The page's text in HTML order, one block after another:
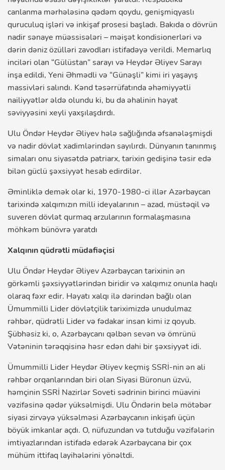
canlanma mərhələsinə qədəm qoydu, genişmiqyaslı
quruculuq işləri və inkişaf prosesi başladı. Bakıda o dövrün
nadir sənaye müəssisələri – məişət kondisionerləri və
dərin dəniz özülləri zavodları istifadəyə verildi. Memarlıq
inciləri olan “Gülüstan” sarayı və Heydər Əliyev Sarayı
inşa edildi, Yeni Əhmədli və “Günəşli” kimi iri yaşayış
massivləri salındı. Kənd təsərrüfatında əhəmiyyətli
nailiyyətlər əldə olundu ki, bu da əhalinin həyat
səviyyəsini xeyli yaxşılaşdırdı.
Ulu Öndər Heydər Əliyev hələ sağlığında əfsanələşmişdi
və nadir dövlət xadimlərindən sayılırdı. Dünyanın tanınmış
simaları onu siyasətdə patriarx, tarixin gedişinə təsir edə
bilən güclü şəxsiyyət hesab edirdilər.
Əminliklə demək olar ki, 1970-1980-ci illər Azərbaycan
tarixində xalqımızın milli ideyalarının – azad, müstəqil və
suveren dövlət qurmaq arzularının formalaşmasına
möhkəm bünövrə yaratdı
Xalqının qüdrətli müdafiəçisi
Ulu Öndər Heydər Əliyev Azərbaycan tarixinin ən
görkəmli şəxsiyyətlərindən biridir və xalqımız onunla haqlı
olaraq fəxr edir. Həyatı xalqı ilə dərindən bağlı olan
Ümummilli Lider dövlətçilik tariximizdə unudulmaz
rəhbər, qüdrətli Lider və fədakar insan kimi iz qoyub.
Şübhəsiz ki, o, Azərbaycanı qəlbən sevən və ömrünü
Vətəninin tərəqqisinə həsr edən dahi bir şəxsiyyət idi.
Ümummilli Lider Heydər Əliyev keçmiş SSRİ-nin ən ali
rəhbər orqanlarından biri olan Siyasi Büronun üzvü,
həmçinin SSRİ Nazirlər Soveti sədrinin birinci müavini
vəzifəsinə qədər yüksəlmişdi. Ulu Öndərin belə mötəbər
siyasi zirvəyə yüksəlməsi Azərbaycanın inkişafı üçün
böyük imkanlar açdı. O, nüfuzundan və tutduğu vəzifələrin
imtiyazlarından istifadə edərək Azərbaycana bir çox
mühüm ittifaq layihələrini yönəltdi.